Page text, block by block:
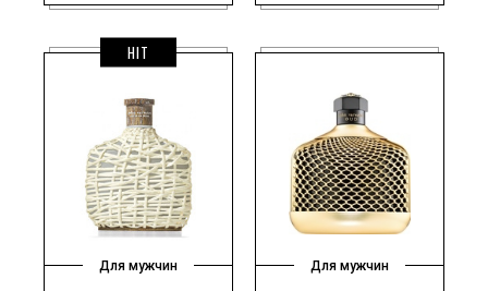
HIT
Для мужчин Для мужчин